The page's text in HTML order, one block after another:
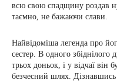
всю свою спадщину роздав
таємно, не бажаючи слави.
Найвідоміша легенда про
сестер. В одного збіднілого
трьох доньок, і у відчаї він
безчесний шлях.